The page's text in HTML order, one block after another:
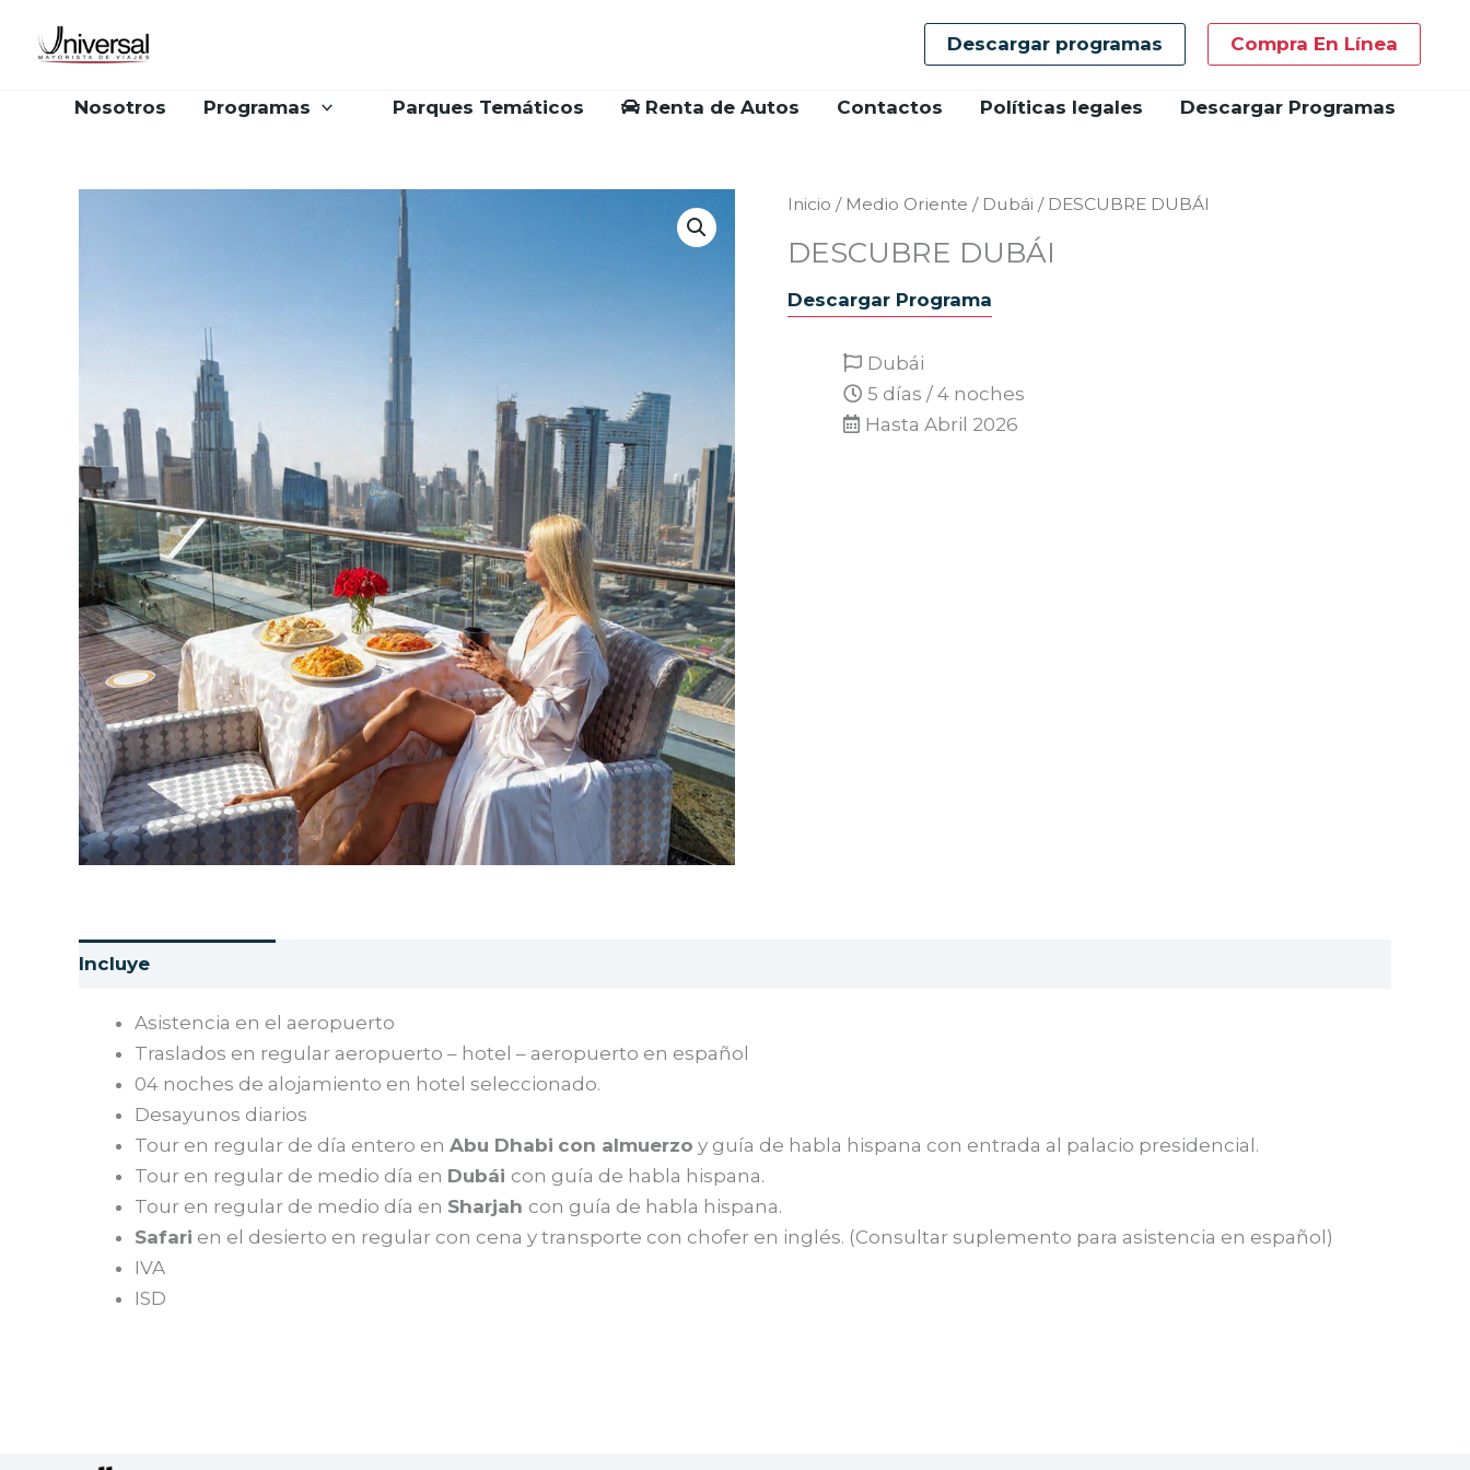
Descargar programas Compra En Línea
Nosotros Programas Parques Temáticos Renta de Autos Contactos Políticas legales Descargar Programas
Inicio / Medio Oriente / Dubái / DESCUBRE DUBÁI
DESCUBRE DUBÁI
Descargar Programa
Dubái
5 días / 4 noches
Hasta Abril 2026
Asistencia en el aeropuerto
Traslados en regular aeropuerto – hotel – aeropuerto en español
04 noches de alojamiento en hotel seleccionado.
Desayunos diarios
Tour en regular de día entero en Abu Dhabi con almuerzo y guía de habla hispana con entrada al palacio presidencial.
Tour en regular de medio día en Dubái con guía de habla hispana.
Tour en regular de medio día en Sharjah con guía de habla hispana.
Safari en el desierto en regular con cena y transporte con chofer en inglés. (Consultar suplemento para asistencia en español)
IVA
ISD